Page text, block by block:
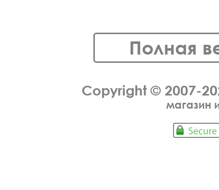
Полная
Copyright © 2007-
магазин